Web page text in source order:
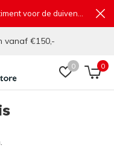
0 0
vanaf €150,-